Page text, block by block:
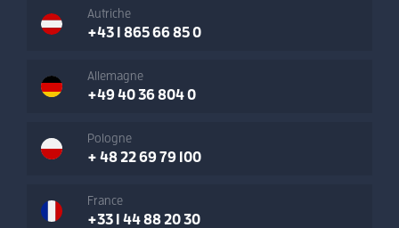
Autriche
+43 1 865 66 85 0
Allemagne
+49 40 36 804 0
Pologne
+ 48 22 69 79 100
France
+33 1 44 88 20 30